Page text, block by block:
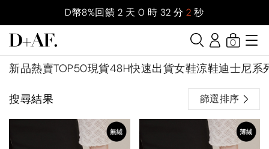
D幣8%回饋 2 天 0 時 32 分 1 秒
新品熱賣TOP50現貨48H快速出貨女鞋涼鞋迪士尼系
0
搜尋結果 篩選排序